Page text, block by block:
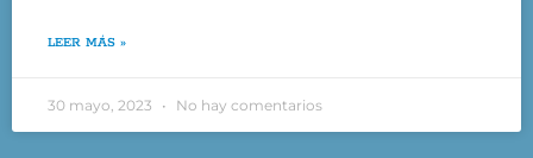
LEER MÁS »
30 mayo, 2023 No hay comentarios